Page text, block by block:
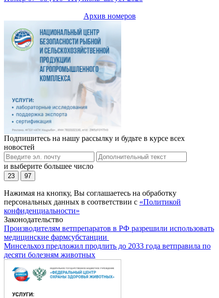
Архив номеров
Подпишитесь на нашу рассылку и будьте в курсе всех
новостей
и выберите большее число
23 97
Нажимая на кнопку, Вы соглашаетесь на обработку
персональных данных в соответствии с «Политикой
конфиденциальности»
Законодательство
Производителям ветпрепаратов в РФ разрешили использовать
медицинские фармсубстанции
Минсельхоз предложил продлить до 2033 года ветправила по
десяти болезням животных